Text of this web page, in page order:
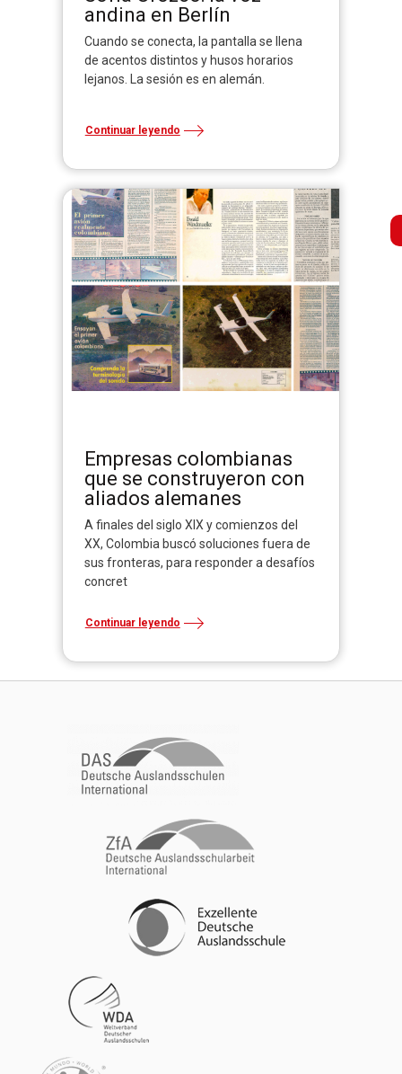
andina en Berlín
Cuando se conecta, la pantalla se llena
de acentos distintos y husos horarios
lejanos. La sesión es en alemán.
Continuar leyendo
Empresas colombianas
que se construyeron con
aliados alemanes
A finales del siglo XIX y comienzos del
XX, Colombia buscó soluciones fuera de
sus fronteras, para responder a desafíos
concret
Continuar leyendo